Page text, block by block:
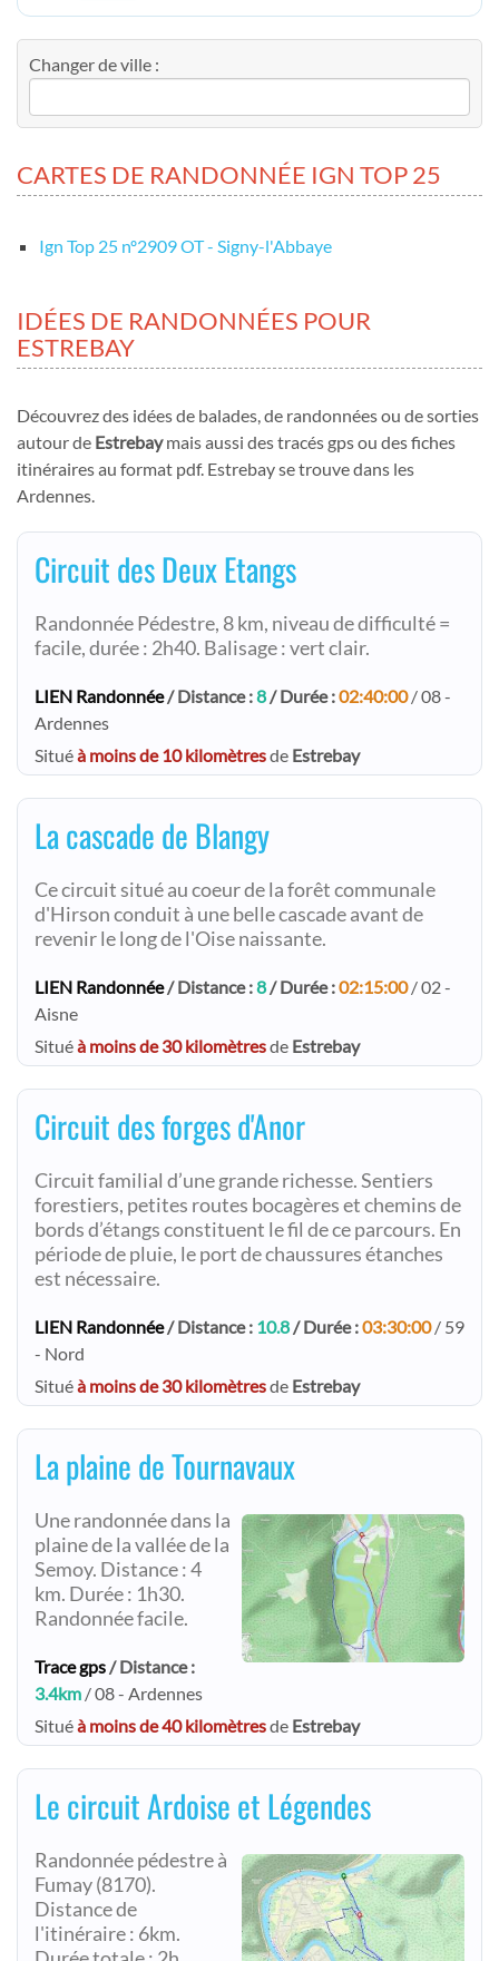
Changer de ville :
CARTES DE RANDONNÉE IGN TOP 25
Ign Top 25 nº2909 OT - Signy-l'Abbaye
IDÉES DE RANDONNÉES POUR
ESTREBAY
Découvrez des idées de balades, de randonnées ou de sorties
autour de Estrebaymais aussi des tracés gps ou des fiches
itinéraires au format pdf. Estrebay se trouve dans les
Ardennes.
Circuit des Deux Etangs
Randonnée Pédestre, 8 km, niveau de difficulté =
facile, durée : 2h40. Balisage : vert clair.
LIEN Randonnée/ Distance :8/ Durée :02:40:00/ 08 -
Ardennes
Situéà moins de 10 kilomètresde Estrebay
La cascade de Blangy
Ce circuit situé au coeur de la forêt communale
d'Hirson conduit à une belle cascade avant de
revenir le long de l'Oise naissante.
LIEN Randonnée/ Distance :8/ Durée :02:15:00/ 02 -
Aisne
Situéà moins de 30 kilomètresde Estrebay
Circuit des forges d'Anor
Circuit familial d’une grande richesse. Sentiers
forestiers, petites routes bocagères et chemins de
bords d’étangs constituent le fil de ce parcours. En
période de pluie, le port de chaussures étanches
est nécessaire.
LIEN Randonnée/ Distance : 10.8/ Durée :03:30:00/ 59
- Nord
Situéà moins de 30 kilomètresde Estrebay
La plaine de Tournavaux
Une randonnée dans la
plaine de la vallée de la
Semoy. Distance : 4
km. Durée : 1h30.
Randonnée facile.
Trace gps/ Distance :
3.4km / 08 - Ardennes
Situéà moins de 40 kilomètresde Estrebay
Le circuit Ardoise et Légendes
Randonnée pédestre à
Fumay (8170).
Distance de
l'itinéraire : 6km.